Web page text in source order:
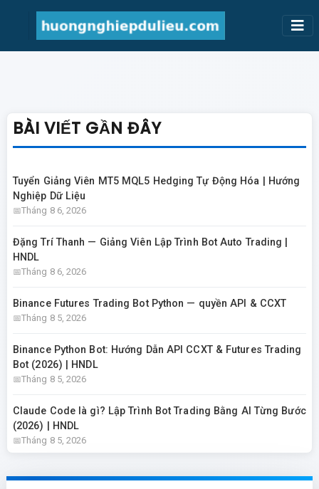
BÀI VIẾT GẦN ĐÂY
Tuyển Giảng Viên MT5 MQL5 Hedging Tự Động Hóa | Hướng
Nghiệp Dữ Liệu
Tháng 8 6, 2026
Đặng Trí Thanh — Giảng Viên Lập Trình Bot Auto Trading |
HNDL
Tháng 8 6, 2026
Binance Futures Trading Bot Python — quyền API & CCXT
Tháng 8 5, 2026
Binance Python Bot: Hướng Dẫn API CCXT & Futures Trading
Bot (2026) | HNDL
Tháng 8 5, 2026
Claude Code là gì? Lập Trình Bot Trading Bằng AI Từng Bước
(2026) | HNDL
Tháng 8 5, 2026